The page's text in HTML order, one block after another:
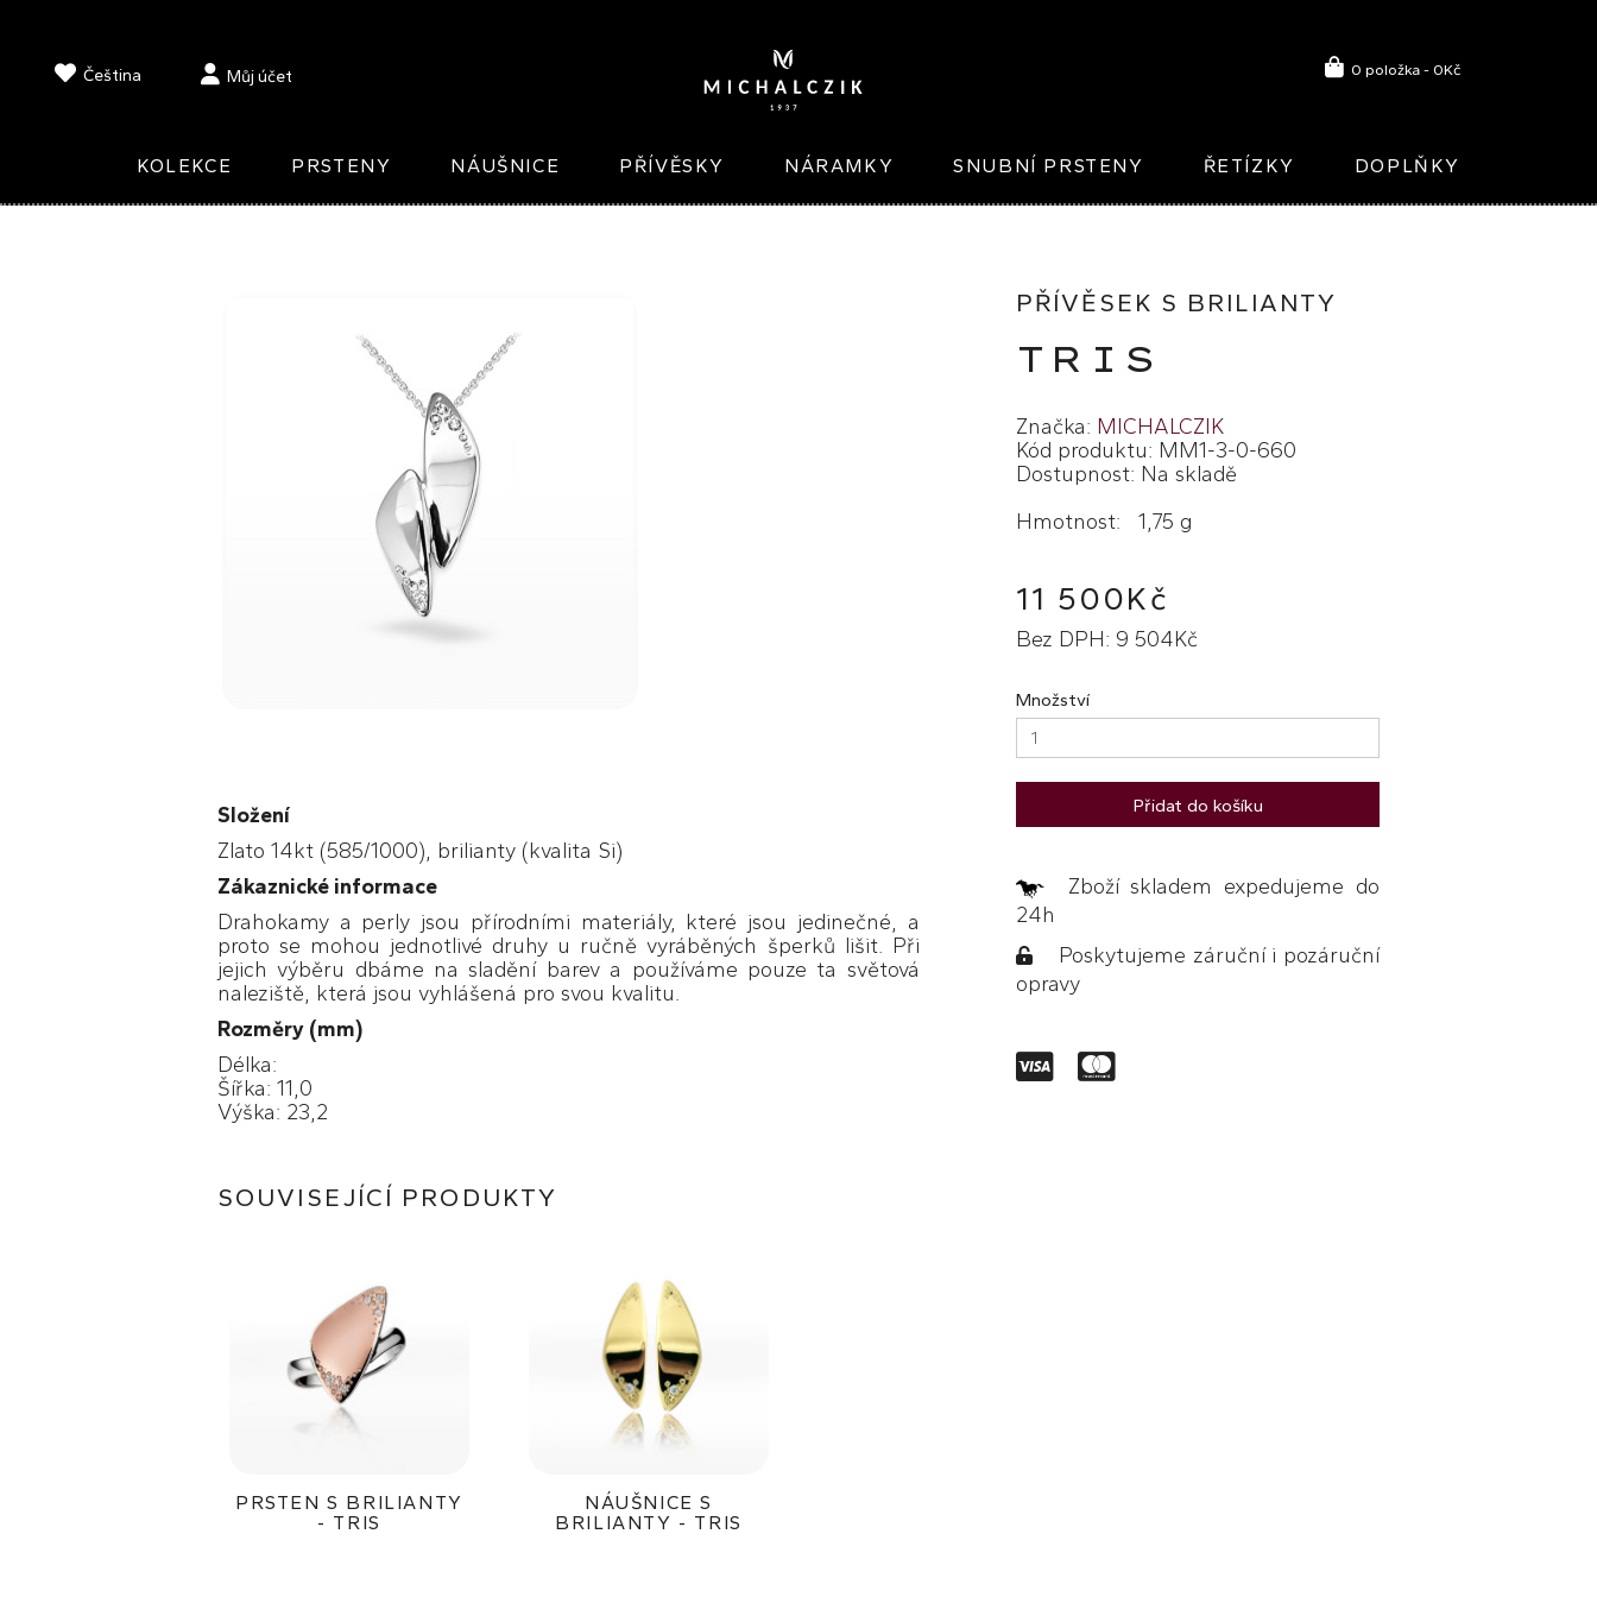
Čeština Můj účet 0 položka - 0Kč
KOLEKCE PRSTENY NÁUŠNICE PŘÍVĚSKY NÁRAMKY SNUBNÍ PRSTENY ŘETÍZKY DOPLŇKY
Složení
Zlato 14kt (585/1000), brilianty (kvalita Si)
Zákaznické informace
Drahokamy a perly jsou přírodními materiály, které jsou jedinečné, a
proto se mohou jednotlivé druhy u ručně vyráběných šperků lišit. Při
jejich výběru dbáme na sladění barev a používáme pouze ta světová
naleziště, která jsou vyhlášená pro svou kvalitu.
Rozměry (mm)
Délka:
Šířka: 11,0
Výška: 23,2
PŘÍVĚSEK S BRILIANTY
TRIS
Značka: MICHALCZIK
Kód produktu: MM1-3-0-660
Dostupnost: Na skladě
Hmotnost: 1,75 g
11 500Kč
Bez DPH: 9 504Kč
Množství
Přidat do košíku
Zboží skladem expedujeme do
24h
Poskytujeme záruční i pozáruční
opravy
SOUVISEJÍCÍ PRODUKTY
PRSTEN S BRILIANTY
- TRIS
NÁUŠNICE S
BRILIANTY - TRIS